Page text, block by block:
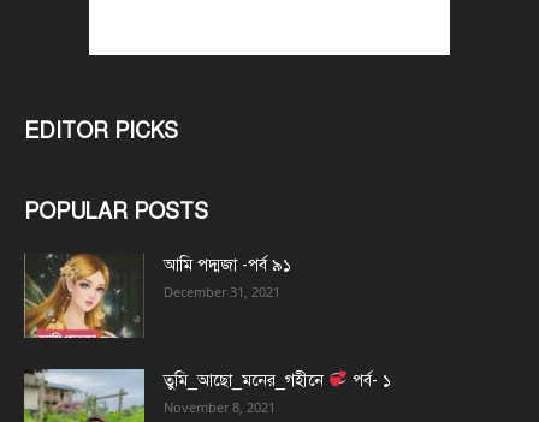
EDITOR PICKS
POPULAR POSTS
আমি পদ্মজা -পর্ব ৯১
December 31, 2021
তুমি_আছো_মনের_গহীনে পর্ব- ১
November 8, 2021